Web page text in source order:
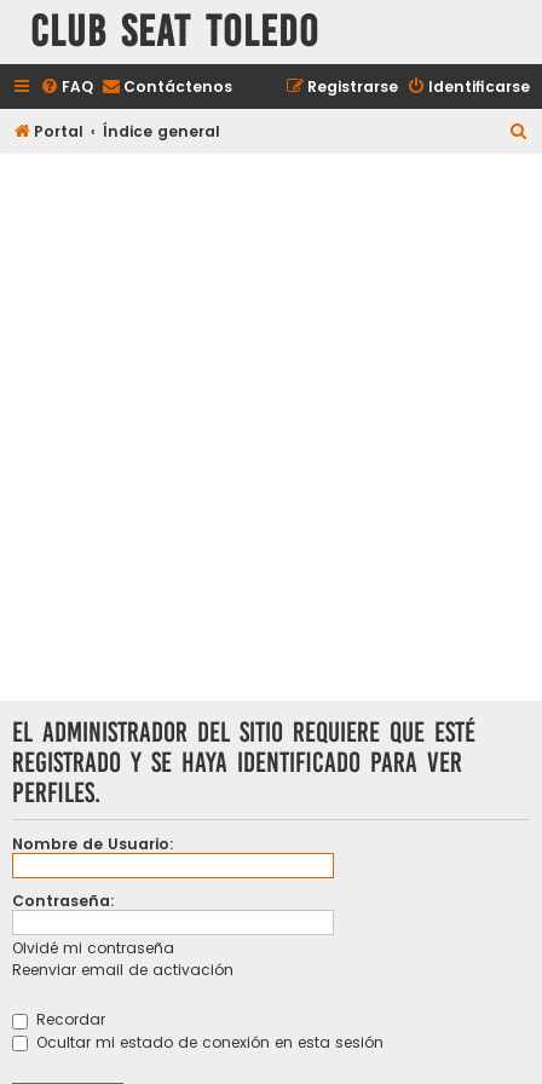
Club Seat Toledo
FAQ Contáctenos Identificarse
Registrarse
Portal Índice general
El administrador del sitio requiere que esté
registrado y se haya identificado para ver
perfiles.
Nombre de Usuario:
Contraseña:
Olvidé mi contraseña
Reenviar email de activación
Recordar
Ocultar mi estado de conexión en esta sesión